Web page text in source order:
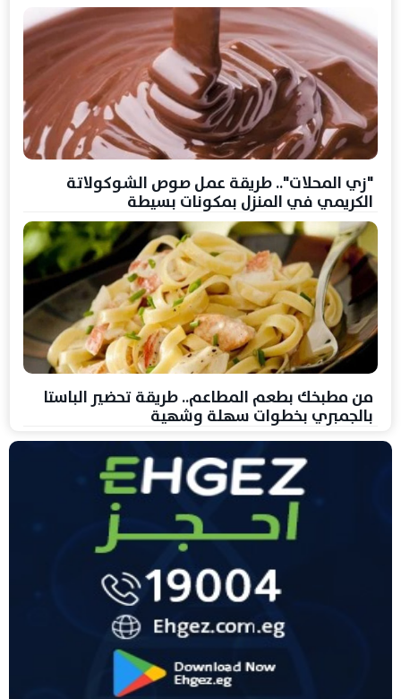
"زي المحلات".. طريقة عمل صوص الشوكولاتة
الكريمي في المنزل بمكونات بسيطة
من مطبخك بطعم المطاعم.. طريقة تحضير الباستا
بالجمبري بخطوات سهلة وشهية